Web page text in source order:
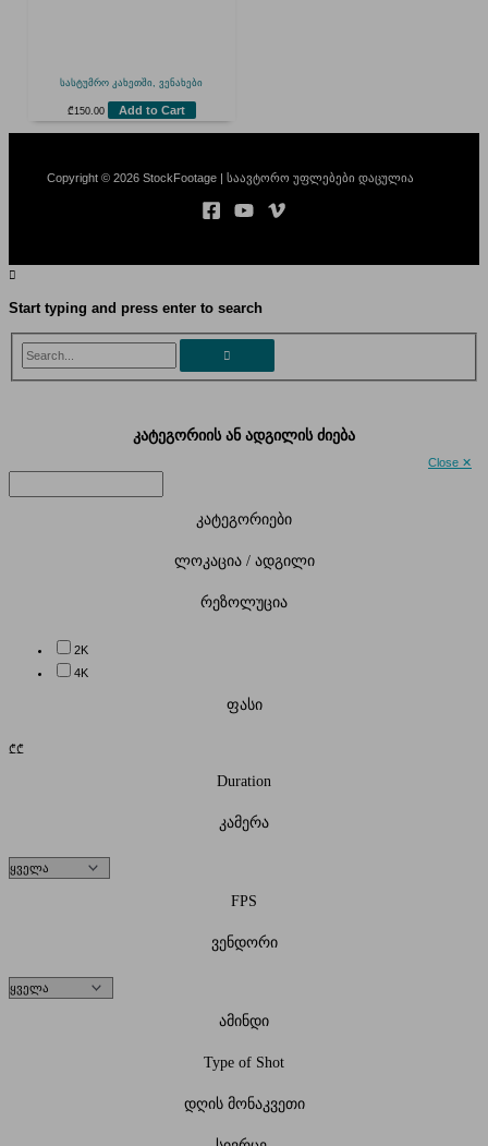
სასტუმრო კახეთში, ვენახები
₾150.00 Add to Cart
Copyright © 2026 StockFootage | საავტორო უფლებები დაცულია
Start typing and press enter to search
Search...
Close ✕
კატეგორიის ან ადგილის ძიება
კატეგორიები
ლოკაცია / ადგილი
რეზოლუცია
2K
4K
ფასი
₾₾
Duration
კამერა
FPS
ვენდორი
ამინდი
Type of Shot
დღის მონაკვეთი